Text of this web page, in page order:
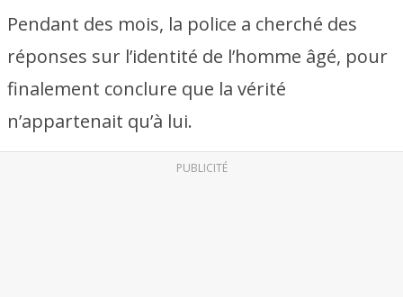
Pendant des mois, la police a cherché des
réponses sur l’identité de l’homme âgé, pour
finalement conclure que la vérité
n’appartenait qu’à lui.
PUBLICITÉ